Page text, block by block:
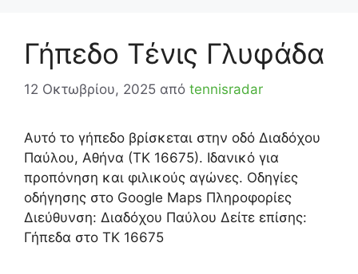
Γήπεδο Τένις Γλυφάδα
12 Οκτωβρίου, 2025 από tennisradar
Αυτό το γήπεδο βρίσκεται στην οδό Διαδόχου
Παύλου, Αθήνα (ΤΚ 16675). Ιδανικό για
προπόνηση και φιλικούς αγώνες. Οδηγίες
οδήγησης στο Google Maps Πληροφορίες
Διεύθυνση: Διαδόχου Παύλου Δείτε επίσης:
Γήπεδα στο ΤΚ 16675